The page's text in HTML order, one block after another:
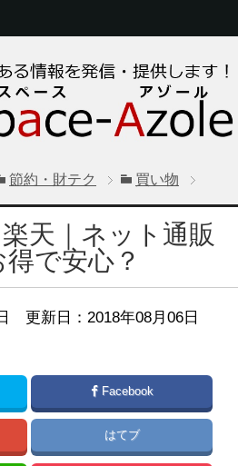
節約・財テク 買い物
天｜ネット通販
で安心？
更新日：2018年08月06日
Facebook
はてブ